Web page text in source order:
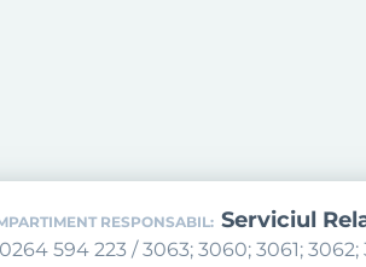
RESPONSABIL: Serviciul
0264 594 223 / 3063; 3060; 3061; 3062;